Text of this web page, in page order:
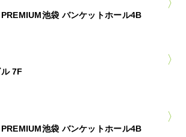
池袋 バンケットホール4B
7F
池袋 バンケットホール4B